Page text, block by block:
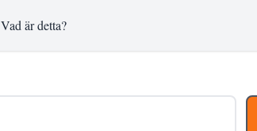
Vad är detta?